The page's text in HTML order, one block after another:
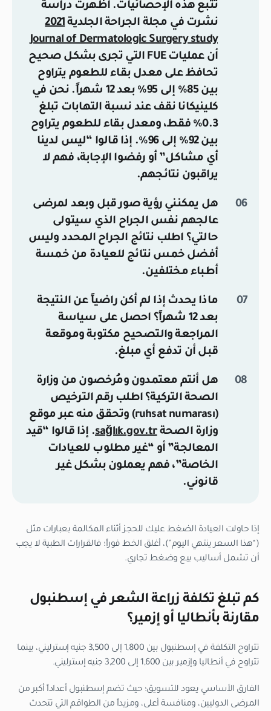
تتبع هذه الإحصائيات. أظهرت دراسة
نشرت في مجلة الجراحة الجلدية2021
Journal of Dermatologic Surgery study
أن عمليات FUE التي تجرى بشكل صحيح
تحافظ على معدل بقاء للطعوم يتراوح
بين 85% إلى 95% بعد 12 شهراً. نحن في
كلينيكانا نقف عند نسبة التهابات تبلغ
0.3% فقط، ومعدل بقاء للطعوم يتراوح
بين 92% إلى 96%. إذا قالوا “ليس لدينا
أي مشاكل” أو رفضوا الإجابة، فهم لا
يراقبون نتائجهم.
هل يمكنني رؤية صور قبل وبعد لمرضى
عالجهم نفس الجراح الذي سيتولى
حالتي؟ اطلب نتائج الجراح المحدد وليس
أفضل خمس نتائج للعيادة من خمسة
أطباء مختلفين.
ماذا يحدث إذا لم أكن راضياً عن النتيجة
بعد 12 شهراً؟
احصل على سياسة
المراجعة والتصحيح مكتوبة وموقعة
قبل أن تدفع أي مبلغ.
هل أنتم معتمدون ومُرخصون من وزارة
الصحة التركية؟ اطلب رقم الترخيص
(ruhsat numarası) وتحقق منه عبر موقع
وزارة الصحةsağlık.gov.tr. إذا قالوا “قيد
المعالجة” أو “غير مطلوب للعيادات
الخاصة”، فهم يعملون بشكل غير
قانوني.
إذا حاولت العيادة الضغط عليك للحجز أثناء المكالمة بعبارات مثل
(“هذا السعر ينتهي اليوم”)، أغلق الخط فوراً؛ فالقرارات الطبية لا يجب
أن تشمل أساليب بيع وضغط تجاري.
كم تبلغ تكلفة زراعة الشعر في إسطنبول
مقارنة بأنطاليا أو إزمير؟
تتراوح التكلفة في إسطنبول بين 1,800 إلى 3,500 جنيه إسترليني، بينما
تتراوح في أنطاليا وإزمير بين 1,600 إلى 3,200 جنيه إسترليني.
الفارق الأساسي يعود للتسويق؛ حيث تضم إسطنبول أعداداً أكبر من
المرضى الدوليين، ومنافسة أعلى، ومزيداً من الطواقم التي تتحدث